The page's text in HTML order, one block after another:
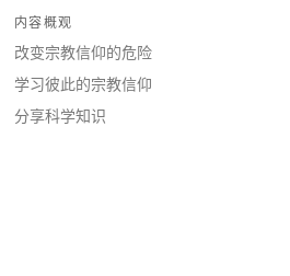
内容概观
改变宗教信仰的危险
学习彼此的宗教信仰
分享科学知识